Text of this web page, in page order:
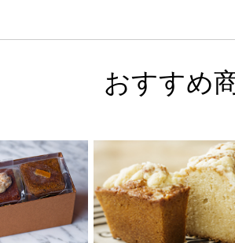
おすすめ